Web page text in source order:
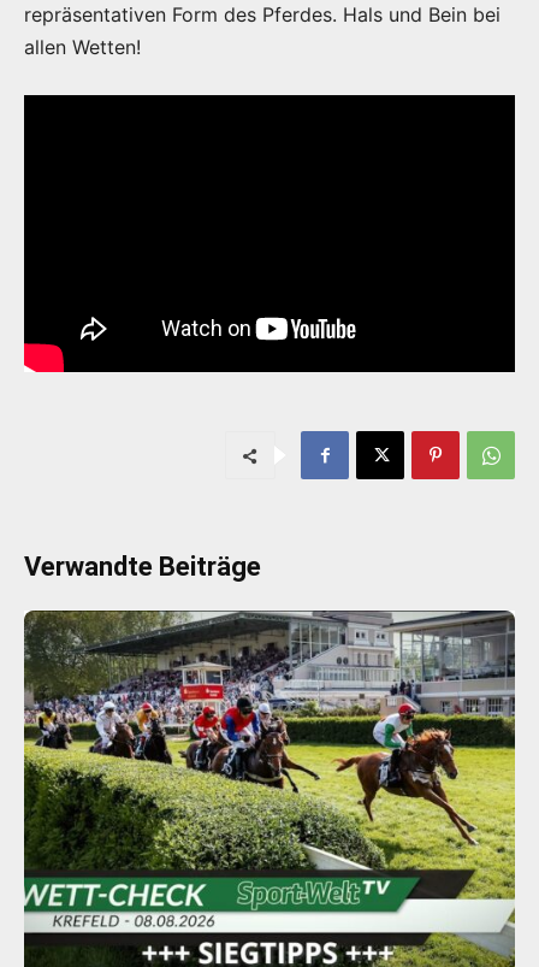
repräsentativen Form des Pferdes. Hals und Bein bei
allen Wetten!
Verwandte Beiträge